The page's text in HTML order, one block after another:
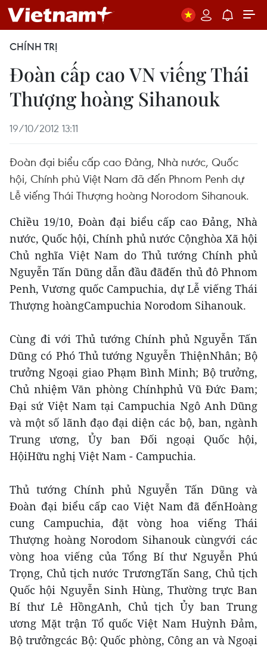
CHÍNH TRỊ
Đoàn cấp cao VN viếng Thái
Thượng hoàng Sihanouk
19/10/2012 13:11
Đoàn đại biểu cấp cao Đảng, Nhà nước, Quốc
hội, Chính phủ Việt Nam đã đến Phnom Penh dự
Lễ viếng Thái Thượng hoàng Norodom Sihanouk.
Chiều 19/10, Đoàn đại biểu cấp cao Đảng, Nhà
nước, Quốc hội, Chính phủ nước Cộnghòa Xã hội
Chủ nghĩa Việt Nam do Thủ tướng Chính phủ
Nguyễn Tấn Dũng dẫn đầu đãđến thủ đô Phnom
Penh, Vương quốc Campuchia, dự Lễ viếng Thái
Thượng hoàngCampuchia Norodom Sihanouk.
Cùng đi với Thủ tướng Chính phủ Nguyễn Tấn
Dũng có Phó Thủ tướng Nguyễn ThiệnNhân; Bộ
trưởng Ngoại giao Phạm Bình Minh; Bộ trưởng,
Chủ nhiệm Văn phòng Chínhphủ Vũ Đức Đam;
Đại sứ Việt Nam tại Campuchia Ngô Anh Dũng
và một số lãnh đạo đại diện các bộ, ban, ngành
Trung ương, Ủy ban Đối ngoại Quốc hội,
HộiHữu nghị Việt Nam - Campuchia.
Thủ tướng Chính phủ Nguyễn Tấn Dũng và
Đoàn đại biểu cấp cao Việt Nam đã đếnHoàng
cung Campuchia, đặt vòng hoa viếng Thái
Thượng hoàng Norodom Sihanouk cùngvới các
vòng hoa viếng của Tổng Bí thư Nguyễn Phú
Trọng, Chủ tịch nước TrươngTấn Sang, Chủ tịch
Quốc hội Nguyễn Sinh Hùng, Thường trực Ban
Bí thư Lê HồngAnh, Chủ tịch Ủy ban Trung
ương Mặt trận Tổ quốc Việt Nam Huỳnh Đảm,
Bộ trưởngcác Bộ: Quốc phòng, Công an và Ngoại